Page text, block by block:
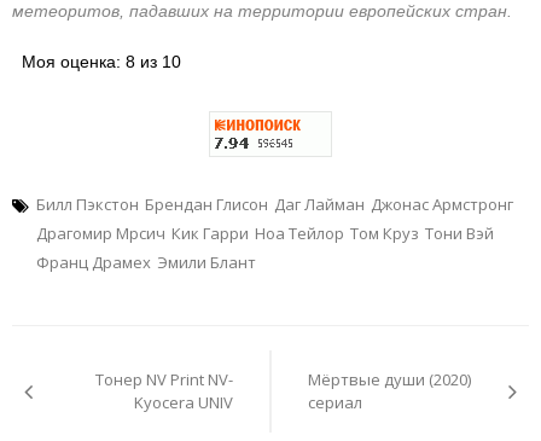
метеоритов, падавших на территории европейских стран.
Моя оценка: 8 из 10
Билл Пэкстон Брендан Глисон Даг Лайман Джонас Армстронг
Драгомир Мрсич Кик Гарри Ноа Тейлор Том Круз Тони Вэй
Франц Драмех Эмили Блант
записямТонер NV Print NV-
Kyocera UNIV
Мёртвые души (2020)
сериал